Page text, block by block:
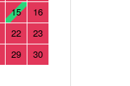
15
16
22
23
29
30